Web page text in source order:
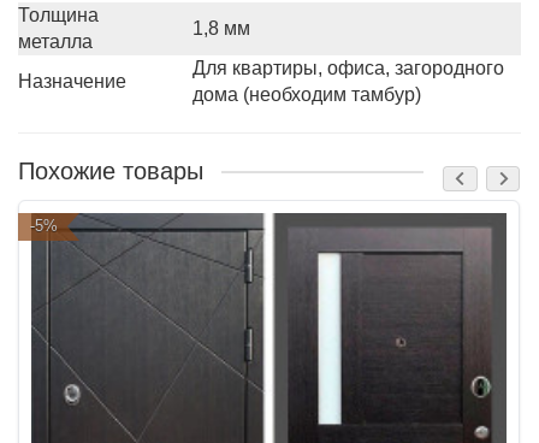
Толщина
металла
1,8 мм
Назначение
Для квартиры, офиса, загородного
дома (необходим тамбур)
Похожие товары
-5%